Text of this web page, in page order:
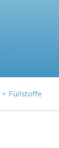
Füllstoffe